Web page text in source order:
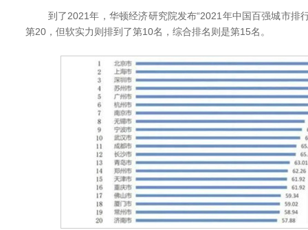
到了2021年，华顿经济研究院发布“2021年中国百强城市排
第20，但软实力则排到了第10名，综合排名则是第15名。